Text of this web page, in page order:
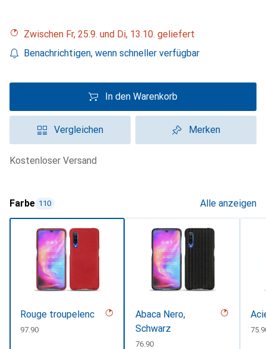
Zwischen Fr, 25.9. und Di, 13.10. geliefert
Benachrichtigen, wenn schneller verfügbar
In den Warenkorb
Vergleichen Merken
kostenloser Versand
Farbe 110 Alle anzeigen
Rouge troupelenc
CHF
97.90
Abaca Nero,
Schwarz
CHF
76.90
CHF